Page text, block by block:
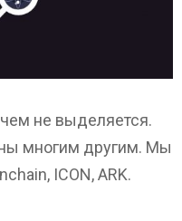
не выделяется.
многим другим. Мы
ICON, ARK.